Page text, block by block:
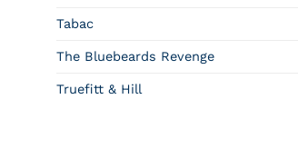
Tabac
The Bluebeards Revenge
Truefitt & Hill